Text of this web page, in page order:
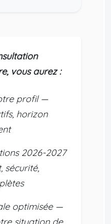
vous aurez :
profil —
horizon
2026-2027
sécurité,
optimisée —